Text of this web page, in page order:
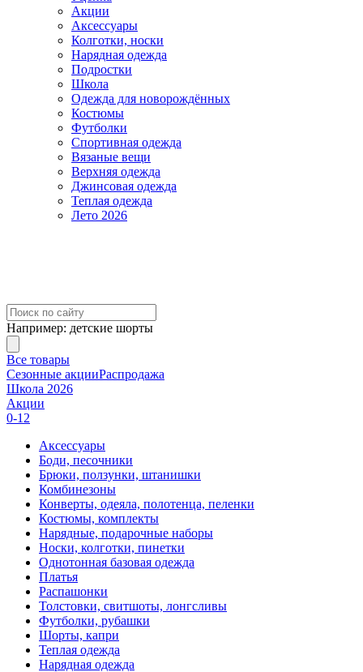
Акции
Аксессуары
Колготки, носки
Нарядная одежда
Подростки
Школа
Одежда для новорождённых
Костюмы
Футболки
Спортивная одежда
Вязаные вещи
Верхняя одежда
Джинсовая одежда
Теплая одежда
Лето 2026
Например: детские шорты
Все товары
Сезонные акцииРаспродажа
Школа 2026
Акции
0-12
Аксессуары
Боди, песочники
Брюки, ползунки, штанишки
Комбинезоны
Конверты, одеяла, полотенца, пеленки
Костюмы, комплекты
Нарядные, подарочные наборы
Носки, колготки, пинетки
Однотонная базовая одежда
Платья
Распашонки
Толстовки, свитшоты, лонгсливы
Футболки, рубашки
Шорты, капри
Теплая одежда
Нарядная одежда